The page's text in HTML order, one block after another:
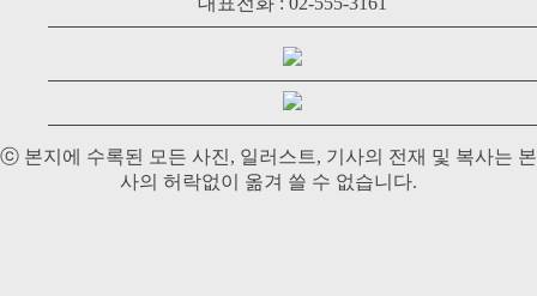
ⓒ 본지에 수록된 모든 사진, 일러스트, 기사의 전재 및 복사는 본
사의 허락없이 옮겨 쓸 수 없습니다.